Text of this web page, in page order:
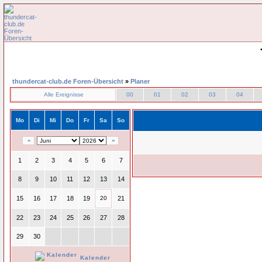
•
thundercat-club.de Foren-Übersicht » Planer
Alle Ereignisse 00 01 02 03 04
Mo Di Mi Do Fr Sa So
« »
1 2 3 4 5 6 7
8 9 10 11 12 13 14
15 16 17 18 19 20 21
22 23 24 25 26 27 28
29 30
Kalender